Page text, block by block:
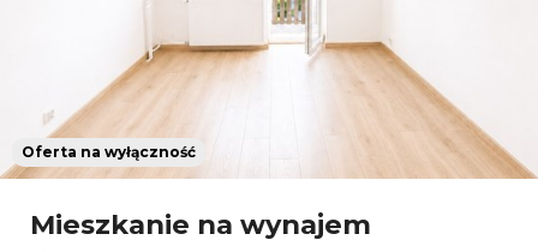
Oferta na wyłączność
Mieszkanie na wynajem